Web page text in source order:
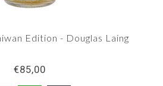
Edition - Douglas Laing
€85,00